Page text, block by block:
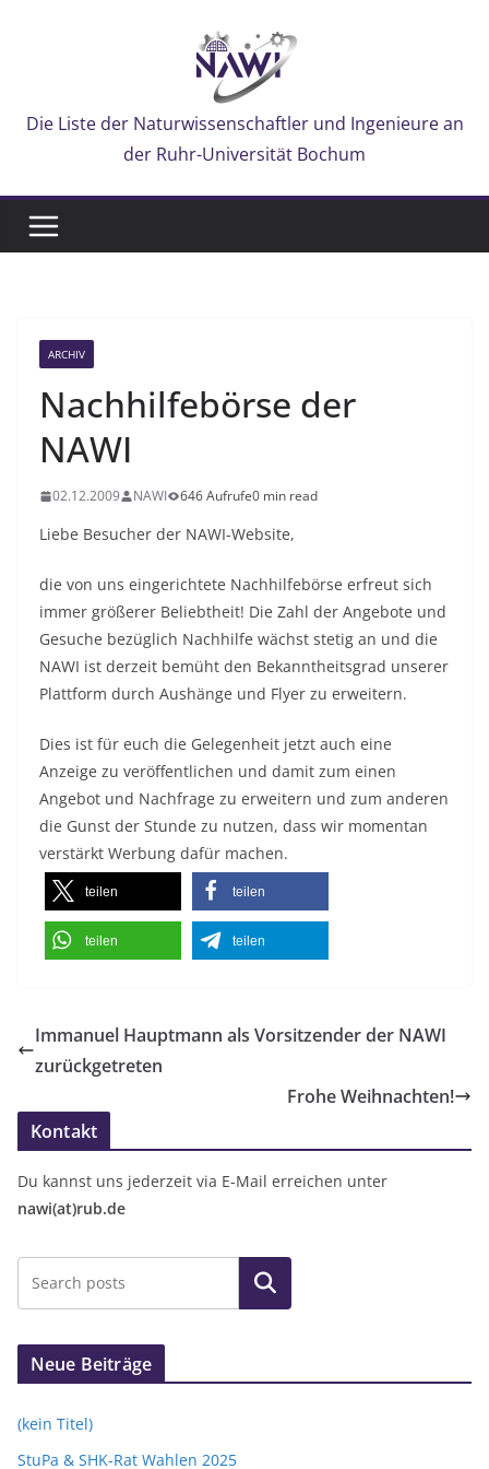
Die Liste der Naturwissenschaftler und Ingenieure an
der Ruhr-Universität Bochum
ARCHIV
Nachhilfebörse der
NAWI
02.12.2009 NAWI 646 Aufrufe0 min read
Liebe Besucher der NAWI-Website,
die von uns eingerichtete Nachhilfebörse erfreut sich
immer größerer Beliebtheit! Die Zahl der Angebote und
Gesuche bezüglich Nachhilfe wächst stetig an und die
NAWI ist derzeit bemüht den Bekanntheitsgrad unserer
Plattform durch Aushänge und Flyer zu erweitern.
Dies ist für euch die Gelegenheit jetzt auch eine
Anzeige zu veröffentlichen und damit zum einen
Angebot und Nachfrage zu erweitern und zum anderen
die Gunst der Stunde zu nutzen, dass wir momentan
verstärkt Werbung dafür machen.
teilen teilen
teilen teilen
Immanuel Hauptmann als Vorsitzender der NAWI
zurückgetreten
Frohe Weihnachten!
Kontakt
Du kannst uns jederzeit via E-Mail erreichen unter
nawi(at)rub.de
Suchen
Neue Beiträge
(kein Titel)
StuPa & SHK-Rat Wahlen 2025